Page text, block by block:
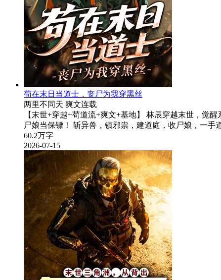
苟在末日当道士，丧尸为我穿黑丝
两里不同天 爽文连载
【末世+穿越+苟道流+爽文+基地】 林辰穿越末世，觉
尸娘当保镖！ 斩异兽，镇邪祟，建道庭，收尸娘，一
60.2万字
2026-07-15